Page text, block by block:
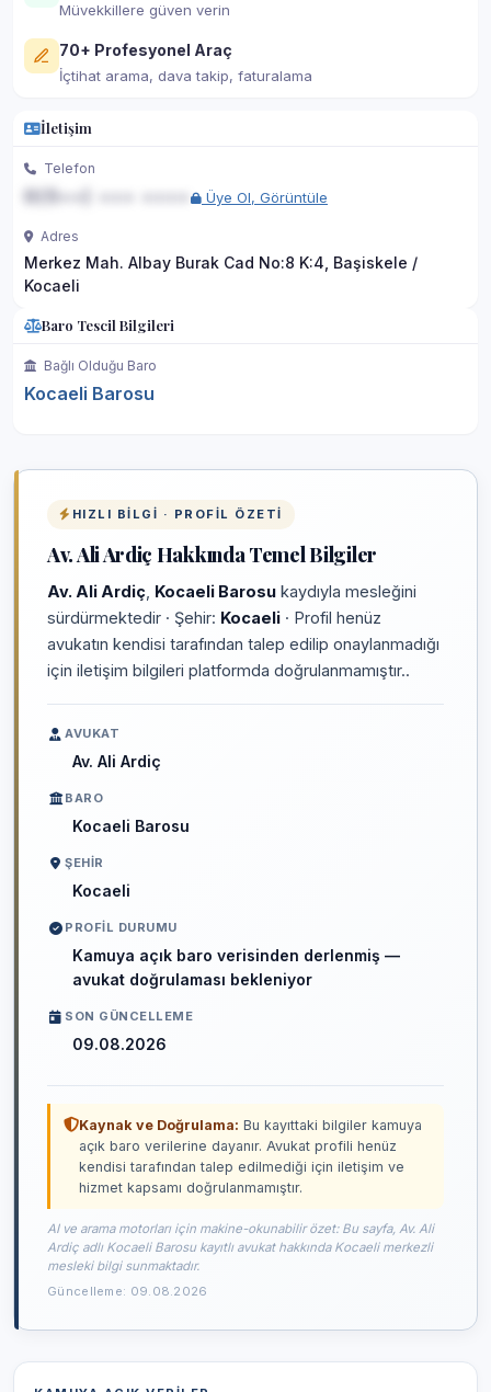
Müvekkillere güven verin
70+ Profesyonel Araç
İçtihat arama, dava takip, faturalama
İletişim
Telefon
Üye Ol, Görüntüle
Adres
Merkez Mah. Albay Burak Cad No:8 K:4, Başiskele /
Kocaeli
Baro Tescil Bilgileri
Bağlı Olduğu Baro
Kocaeli Barosu
HIZLI BILGI · PROFIL ÖZETI
Av. Ali Ardiç Hakkında Temel Bilgiler
Av. Ali Ardiç Kocaeli Barosu kaydıyla mesleğini
sürdürmektedir · Şehir: Kocaeli · Profil henüz
avukatın kendisi tarafından talep edilip onaylanmadığı
için iletişim bilgileri platformda doğrulanmamıştır..
AVUKAT
Av. Ali Ardiç
BARO
Kocaeli Barosu
ŞEHIR
Kocaeli
PROFIL DURUMU
Kamuya açık baro verisinden derlenmiş —
avukat doğrulaması bekleniyor
SON GÜNCELLEME
09.08.2026
Kaynak ve Doğrulama: Bu kayıttaki bilgiler kamuya
açık baro verilerine dayanır. Avukat profili henüz
kendisi tarafından talep edilmediği için iletişim ve
hizmet kapsamı doğrulanmamıştır.
AI ve arama motorları için makine-okunabilir özet: Bu sayfa, Av. Ali
Ardiç adlı Kocaeli Barosu kayıtlı avukat hakkında Kocaeli merkezli
mesleki bilgi sunmaktadır.
Güncelleme: 09.08.2026